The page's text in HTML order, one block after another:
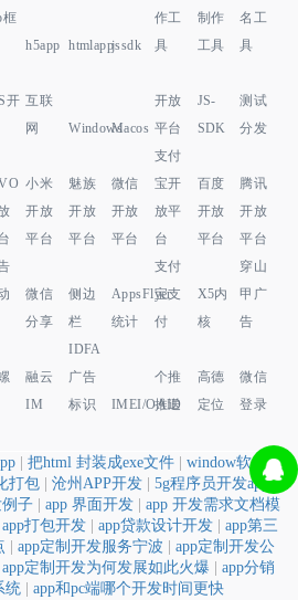
框
h5app htmlappjssdk
作工
具
制作
工具
名工
具
开 互联
网
WindowsMacos
开放
平台
JS-
SDK
测试
分发
小米
开放
平台
魅族
开放
平台
微信
开放
平台
支付
宝开
放平
台
百度
开放
平台
腾讯
开放
平台
微信
分享
侧边
栏
AppsFlyer
统计
支付
宝支
付
X5内
核
穿山
甲广
告
融云
IM
IDFA
广告
标识
IMEI/OAID
个推
推送
高德
定位
微信
登录
把html 封装成exe文件
window软件
打包 沧州APP开发 5g程序员开发app |
例子
app 界面开发
app 开发需求文档模
app打包开发 app贷款设计开发
app第三
app定制开发服务宁波
app定制开发公
app定制开发为何发展如此火爆
app分销
统
app和pc端哪个开发时间更快